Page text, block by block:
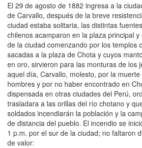
El 29 de agosto de 1882 ingresa a la
de Carvallo, después de la breve
ciudad estaba solitaria, las distintas
chilenos acamparon en la plaza principal
de la ciudad comenzando por los templos
sacadas a la plaza de Chota y cuyos
en oro, sirvieron para las monturas de los
aquel día, Carvallo, molesto, por la
hombres y por no haber encontrado en
dispensada en otras ciudades del Perú,
trasladara a las orillas del río chotano y
soldados incendiarán la población y la
de distancia del pueblo. El incendio se
1 p.m. por el sur de la ciudad; no faltaron
de valor: